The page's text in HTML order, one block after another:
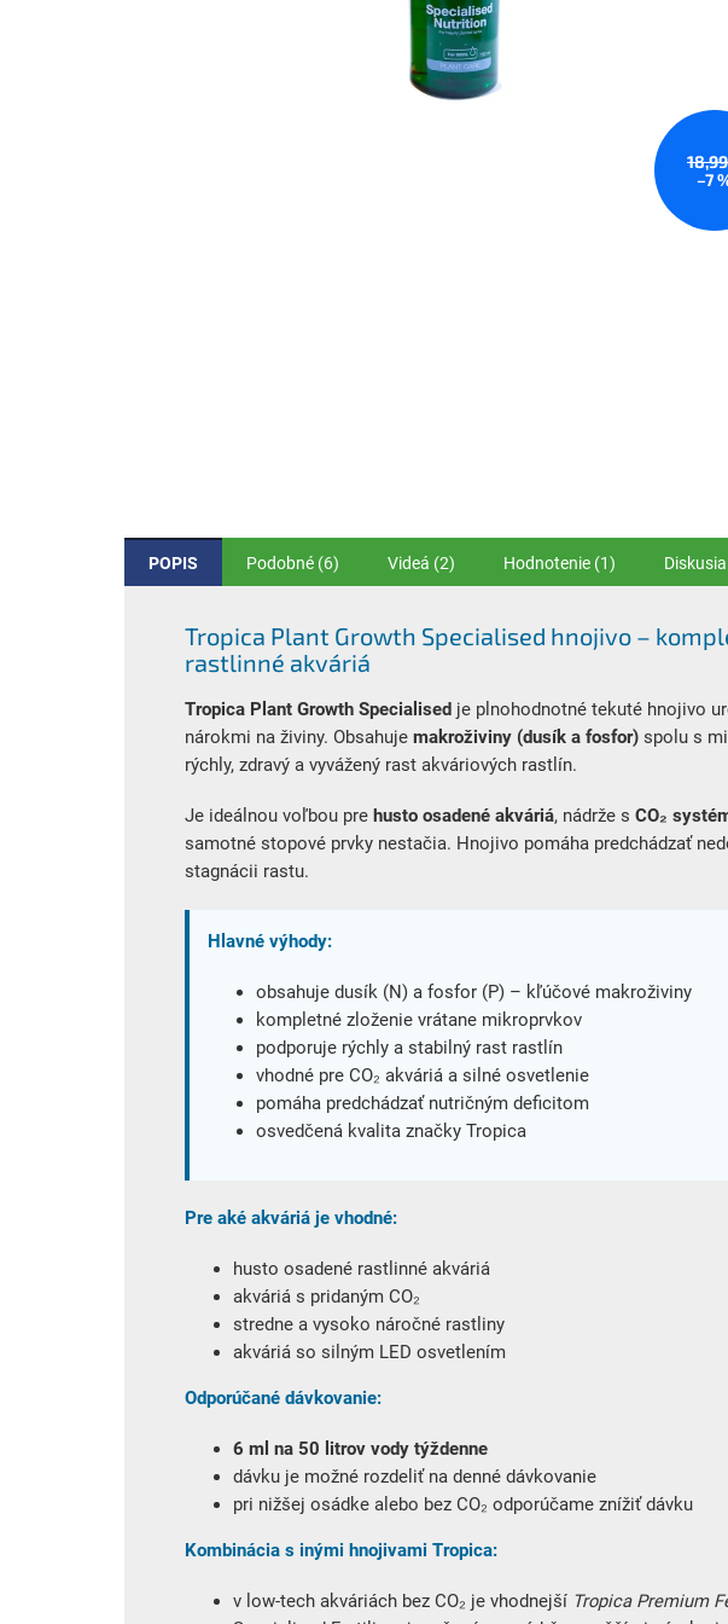
–7
POPIS Podobné (6) Videá (2) Hodnotenie (1) Diskusia
Tropica Plant Growth Specialised hnojivo –
rastlinné akváriá
Tropica Plant Growth Specialised je plnohodnotné tekuté hnojivo
nárokmi na živiny. Obsahuje makroživiny (dusík a fosfor) spolu s
rýchly, zdravý a vyvážený rast akváriových rastlín.
Je ideálnou voľbou pre husto osadené akváriá, nádrže s CO₂
samotné stopové prvky nestačia. Hnojivo pomáha predchádzať
stagnácii rastu.
Hlavné výhody:
obsahuje dusík (N) a fosfor (P) – kľúčové makroživiny
kompletné zloženie vrátane mikroprvkov
podporuje rýchly a stabilný rast rastlín
vhodné pre CO₂ akváriá a silné osvetlenie
pomáha predchádzať nutričným deficitom
osvedčená kvalita značky Tropica
Pre aké akváriá je vhodné:
husto osadené rastlinné akváriá
akváriá s pridaným CO₂
stredne a vysoko náročné rastliny
akváriá so silným LED osvetlením
Odporúčané dávkovanie:
6 ml na 50 litrov vody týždenne
dávku je možné rozdeliť na denné dávkovanie
pri nižšej osádke alebo bez CO₂ odporúčame znížiť dávku
Kombinácia s inými hnojivami Tropica:
v low-tech akváriách bez CO₂ je vhodnejší Tropica Premium